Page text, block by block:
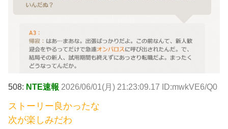
508: NTE速報 2026/06/01(月) 21:23:09.17 ID:mwkVE6/Q0
ストーリー良かったな
次が楽しみだわ